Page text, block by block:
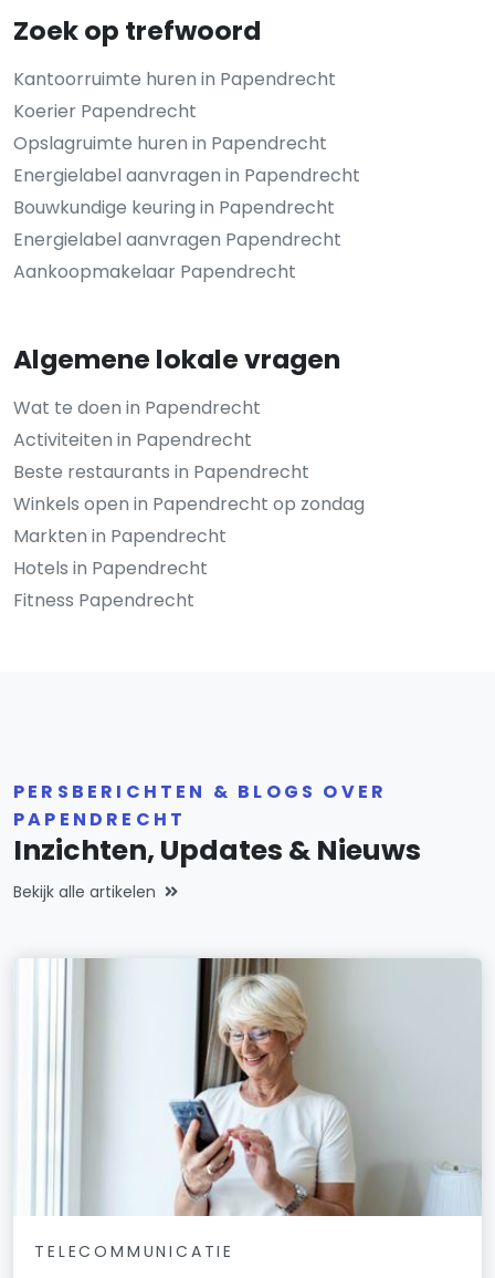
Zoek op trefwoord
Kantoorruimte huren in Papendrecht
Koerier Papendrecht
Opslagruimte huren in Papendrecht
Energielabel aanvragen in Papendrecht
Bouwkundige keuring in Papendrecht
Energielabel aanvragen Papendrecht
Aankoopmakelaar Papendrecht
Algemene lokale vragen
Wat te doen in Papendrecht
Activiteiten in Papendrecht
Beste restaurants in Papendrecht
Winkels open in Papendrecht op zondag
Markten in Papendrecht
Hotels in Papendrecht
Fitness Papendrecht
PERSBERICHTEN & BLOGS OVER
PAPENDRECHT
Inzichten, Updates & Nieuws
Bekijk alle artikelen
TELECOMMUNICATIE